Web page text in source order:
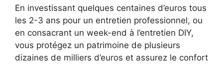
En investissant quelques centaines d’euros tous
les 2-3 ans pour un entretien professionnel, ou
en consacrant un week-end à l’entretien DIY,
vous protégez un patrimoine de plusieurs
dizaines de milliers d’euros et assurez le confort